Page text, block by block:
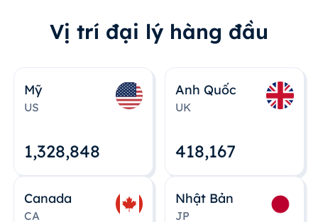
Vị trí đại lý hàng đầu
Mỹ
US
1,328,848
Anh Quốc
UK
418,167
Canada
CA
Nhật Bản
JP